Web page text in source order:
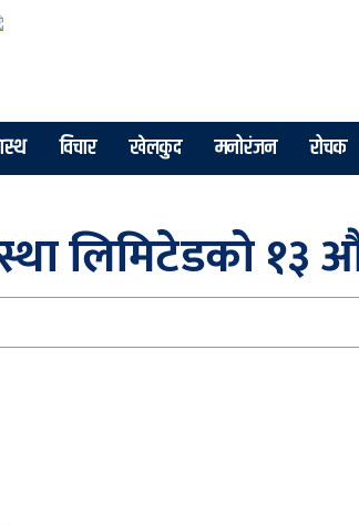
विचार खेलकुद मनोरंजन रोचक
लिमिटेडको १३